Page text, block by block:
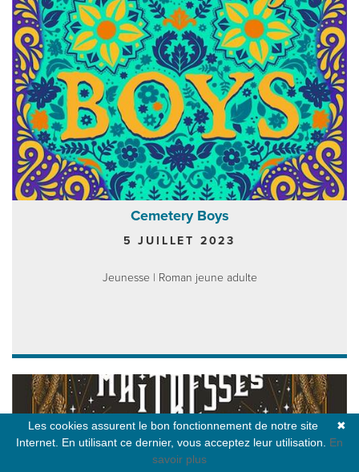
Cemetery Boys
5 JUILLET 2023
Jeunesse | Roman jeune adulte
✖
Les cookies assurent le bon fonctionnement de notre site
Internet. En utilisant ce dernier, vous acceptez leur utilisation. En
savoir plus